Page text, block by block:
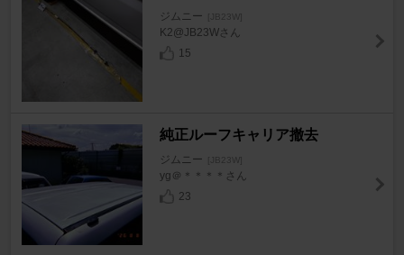
ジムニー [JB23W]
K2@JB23Wさん
15
純正ルーフキャリア撤去
ジムニー [JB23W]
yg＠＊＊＊＊さん
23